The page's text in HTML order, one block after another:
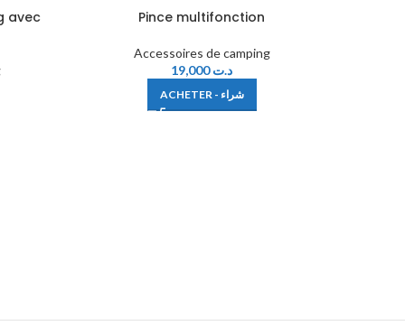
avec
Pince multifonction
Accessoires de camping
د.ت19,000
ACHETER - شراء